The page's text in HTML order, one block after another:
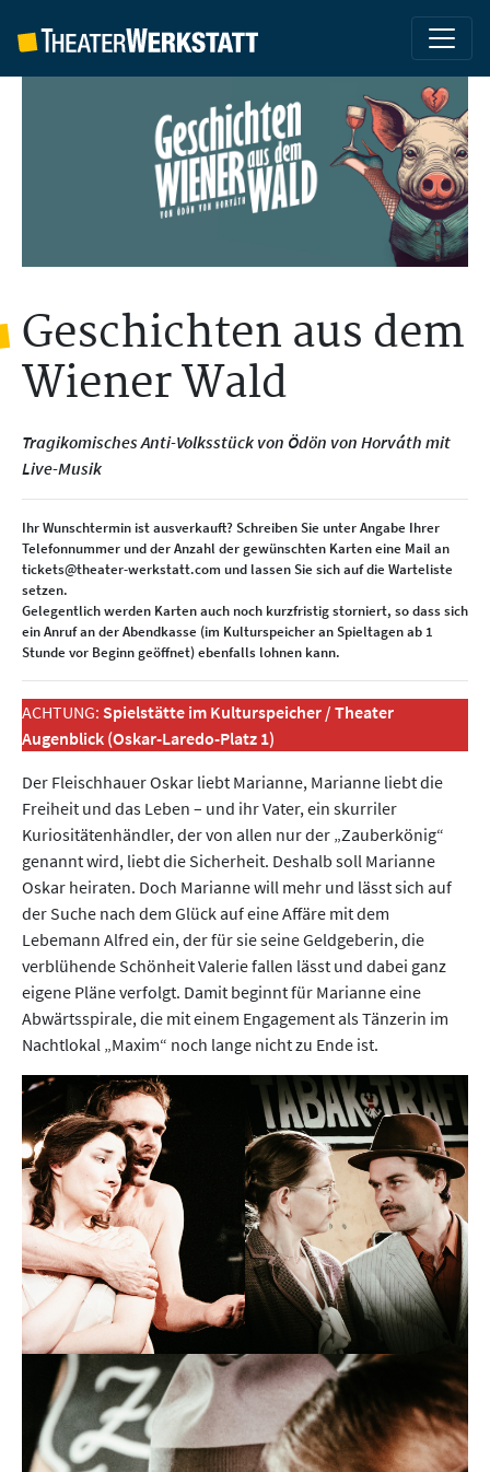
Geschichten aus dem
Wiener Wald
Tragikomisches Anti-Volksstück von Ödön von Horváth mit
Live-Musik
Ihr Wunschtermin ist ausverkauft? Schreiben Sie unter Angabe Ihrer
Telefonnummer und der Anzahl der gewünschten Karten eine Mail an
tickets@theater-werkstatt.com und lassen Sie sich auf die Warteliste
setzen.
Gelegentlich werden Karten auch noch kurzfristig storniert, so dass sich
ein Anruf an der Abendkasse (im Kulturspeicher an Spieltagen ab 1
Stunde vor Beginn geöffnet) ebenfalls lohnen kann.
ACHTUNG: Spielstätte im Kulturspeicher / Theater
Augenblick (Oskar-Laredo-Platz 1)
Der Fleischhauer Oskar liebt Marianne, Marianne liebt die
Freiheit und das Leben – und ihr Vater, ein skurriler
Kuriositätenhändler, der von allen nur der „Zauberkönig“
genannt wird, liebt die Sicherheit. Deshalb soll Marianne
Oskar heiraten. Doch Marianne will mehr und lässt sich auf
der Suche nach dem Glück auf eine Affäre mit dem
Lebemann Alfred ein, der für sie seine Geldgeberin, die
verblühende Schönheit Valerie fallen lässt und dabei ganz
eigene Pläne verfolgt. Damit beginnt für Marianne eine
Abwärtsspirale, die mit einem Engagement als Tänzerin im
Nachtlokal „Maxim“ noch lange nicht zu Ende ist.